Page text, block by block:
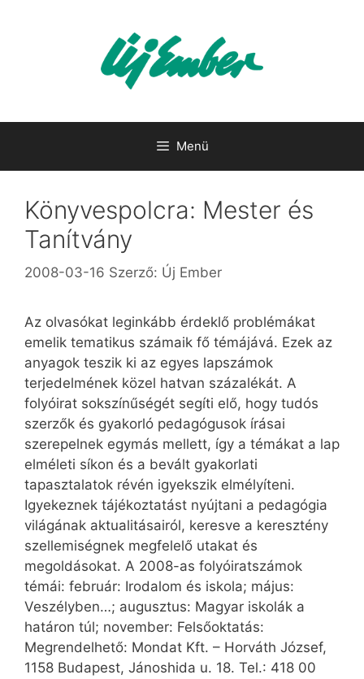
Menü
Könyvespolcra: Mester és
Tanítvány
2008-03-16 Szerző: Új Ember
Az olvasókat leginkább érdeklő problémákat
emelik tematikus számaik fő témájává. Ezek az
anyagok teszik ki az egyes lapszámok
terjedelmének közel hatvan százalékát. A
folyóirat sokszínűségét segíti elő, hogy tudós
szerzők és gyakorló pedagógusok írásai
szerepelnek egymás mellett, így a témákat a lap
elméleti síkon és a bevált gyakorlati
tapasztalatok révén igyekszik elmélyíteni.
Igyekeznek tájékoztatást nyújtani a pedagógia
világának aktualitásairól, keresve a keresztény
szellemiségnek megfelelő utakat és
megoldásokat. A 2008-as folyóiratszámok
témái: február: Irodalom és iskola; május:
Veszélyben…; augusztus: Magyar iskolák a
határon túl; november: Felsőoktatás:
Megrendelhető: Mondat Kft. – Horváth József,
1158 Budapest, Jánoshida u. 18. Tel.: 418 00